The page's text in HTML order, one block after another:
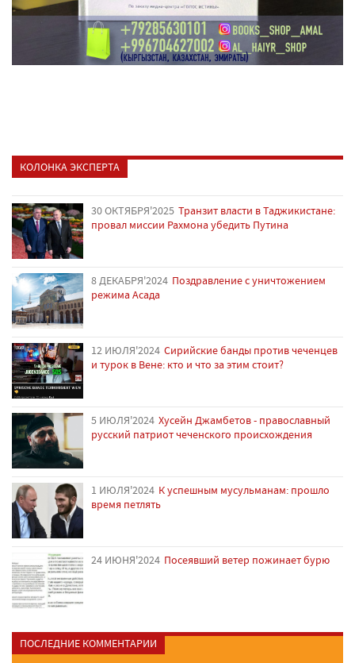
КОЛОНКА ЭКСПЕРТА
30 ОКТЯБРЯ'2025 Транзит власти в Таджикистане:
провал миссии Рахмона убедить Путина
8 ДЕКАБРЯ'2024 Поздравление с уничтожением
режима Асада
12 ИЮЛЯ'2024 Сирийские банды против чеченцев
и турок в Вене: кто и что за этим стоит?
5 ИЮЛЯ'2024 Хусейн Джамбетов - православный
русский патриот чеченского происхождения
1 ИЮЛЯ'2024 К успешным мусульманам: прошло
время петлять
24 ИЮНЯ'2024 Посеявший ветер пожинает бурю
ПОСЛЕДНИЕ КОММЕНТАРИИ